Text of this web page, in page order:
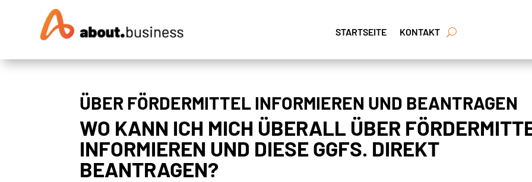
STARTSEITE KONTAKT
ÜBER FÖRDERMITTEL INFORMIEREN UND BEANTRAGEN
WO KANN ICH MICH ÜBERALL ÜBER
INFORMIEREN UND DIESE GGFS. DIREKT
BEANTRAGEN?